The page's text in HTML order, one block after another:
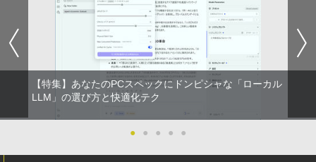
【特集】あなたのPCスペックにドンピシャな「ローカル
LLM」の選び方と快適化テク
● ● ● ● ●